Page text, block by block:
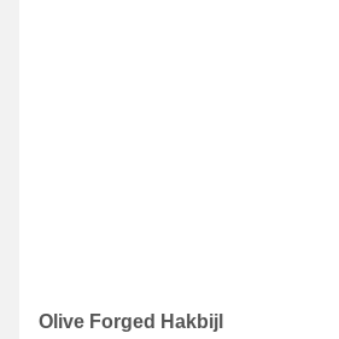
Olive Forged Hakbijl